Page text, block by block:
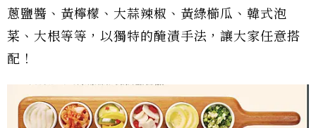
蔥鹽醬、黃檸檬、大蒜辣椒、黃綠櫛瓜、韓式泡
菜、大根等等，以獨特的醃漬手法，讓大家任意搭
配！